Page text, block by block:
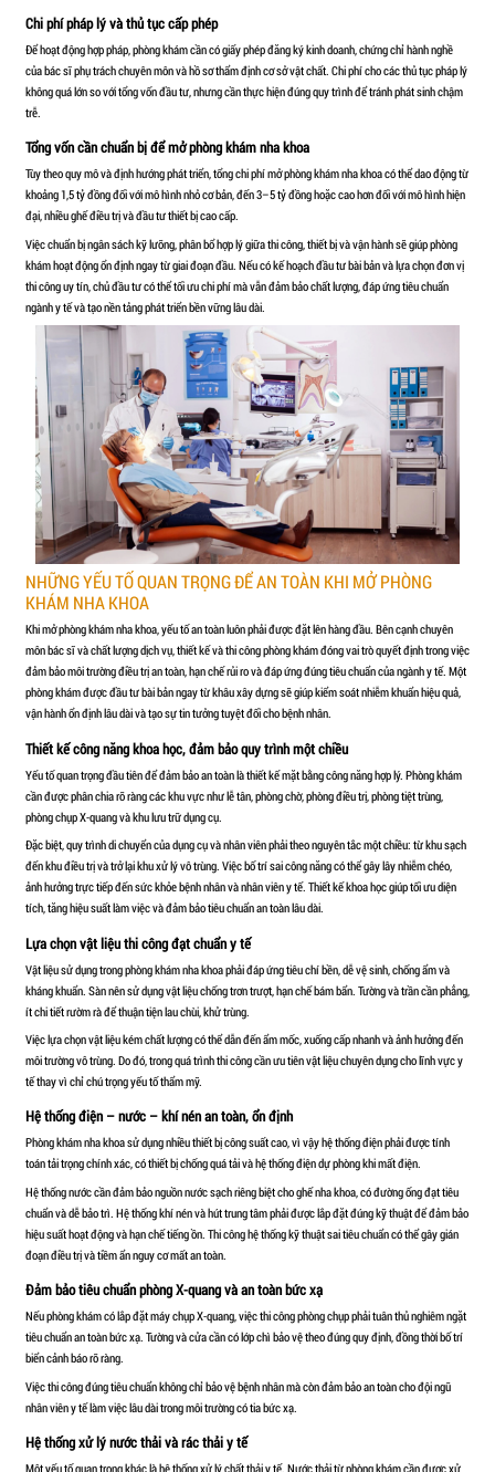
Khi tìm hiểu mở phòng khám nha khoa cần bao nhiêu tiền, yếu
mặt bằng. Nếu thuê mặt bằng tại khu vực trung tâm thành phố,
đến hơn một trăm triệu đồng mỗi tháng tùy vị trí và diện tích.
mức giá sẽ thấp hơn nhưng vẫn cần đảm bảo diện tích tối thiểu
Ngoài tiền thuê, chủ đầu tư còn phải đặt cọc từ 3–6 tháng và chi
mua mặt bằng riêng thì số vốn bỏ ra sẽ lớn hơn rất nhiều nhưng
thuộc vào chủ cho thuê.
Chi phí thiết kế và thi công phòng khám
Thiết kế và thi công là khoản đầu tư quan trọng quyết định tính
cấp phép hoạt động. Một phòng khám cơ bản từ 1–2 ghế nha
động từ vài trăm triệu đến hơn một tỷ đồng tùy mức độ hoàn
Chi phí này bao gồm thi công trần, sàn, tường, hệ thống điện –
tâm, phòng tiệt trùng, phòng X-quang (nếu có) và nội thất như
lựa chọn đơn vị chuyên nghiệp như CÔNG TY THI CÔNG
tư sẽ được tư vấn tối ưu chi phí nhưng vẫn đảm bảo đúng tiêu
Chi phí đầu tư trang thiết bị nha khoa
Trang thiết bị là khoản chi lớn nhất khi mở phòng khám. Một ghế
động từ 150–400 triệu đồng tùy thương hiệu và tính năng.
máy nén khí không dầu, máy hút phẫu thuật, máy chụp X-quang,
dụng cụ chuyên ngành và vật tư tiêu hao ban đầu.
Nếu mở phòng khám quy mô nhỏ 1 ghế, chi phí thiết bị có thể từ
hình 2–3 ghế hoặc đầu tư phân khúc cao cấp, tổng chi phí thiết
Chi phí nhân sự và vận hành ban đầu
khoa, lễ tân và nhân viên chăm sóc khách hàng. Tùy khu vực và
sự mỗi tháng có thể từ 40–100 triệu đồng hoặc hơn.
Bên cạnh đó là các chi phí vận hành như điện nước, vật tư tiêu
bảo trì thiết bị. Thông thường, nên dự trù ít nhất 3–6 tháng chi
đạt điểm hòa vốn.
Chi phí pháp lý và thủ tục cấp phép
Để hoạt động hợp pháp, phòng khám cần có giấy phép đăng ký
của bác sĩ phụ trách chuyên môn và hồ sơ thẩm định cơ sở vật
không quá lớn so với tổng vốn đầu tư, nhưng cần thực hiện
trễ.
Tổng vốn cần chuẩn bị để mở phòng khám nha khoa
Tùy theo quy mô và định hướng phát triển, tổng chi phí mở
đại, nhiều ghế điều trị và đầu tư thiết bị cao cấp.